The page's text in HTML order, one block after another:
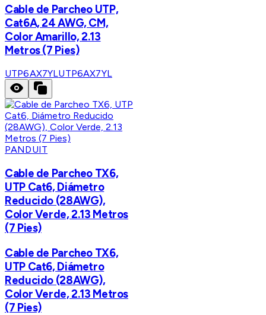
Cable de Parcheo UTP,
Cat6A, 24 AWG, CM,
Color Amarillo, 2.13
Metros (7 Pies)
UTP6AX7YLUTP6AX7YL
PANDUIT
Cable de Parcheo TX6,
UTP Cat6, Diámetro
Reducido (28AWG),
Color Verde, 2.13 Metros
(7 Pies)
Cable de Parcheo TX6,
UTP Cat6, Diámetro
Reducido (28AWG),
Color Verde, 2.13 Metros
(7 Pies)